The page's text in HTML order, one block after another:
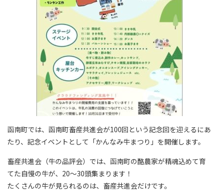
函南町では、函南町畜産共進会が100回という記念回を迎えるにあ
たり、記念イベントとして「かんなみ牛まつり」を開催します。
畜産共進会（牛の品評会）では、函南町の酪農家が精魂込めて育
てた自慢の牛が、20～30頭集まります！
たくさんの牛が見られるのは、畜産共進会だけです。